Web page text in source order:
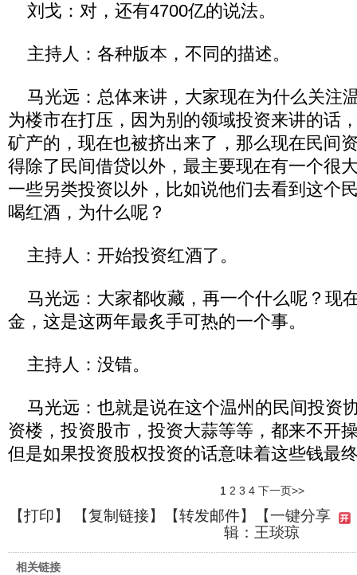
刘戈：对，还有4700亿的说法。
主持人：各种版本，不同的描述。
马光远：总体来讲，大家现在为什么关注
为楼市在打压，因为别的领域投资来讲的话
矿产的，现在也被挤出来了，那么现在民间
得除了民间借贷以外，最主要现在有一个很
一些另类投资以外，比如说他们去看到这个
喝红酒，为什么呢？
主持人：开始投资红酒了。
马光远：大家都收藏，再一个什么呢？现
金，这是这两年最炙手可热的一个事。
主持人：没错。
马光远：也就是说在这个温州的民间投资
资楼，投资股市，投资大蒜等等，都来不开
但是如果投资股权投资的话意味着这些钱最
1 2 3 4 下一页>>
【打印】 【复制链接】【转发邮件】
【一键分享
辑：王琰琼
相关链接